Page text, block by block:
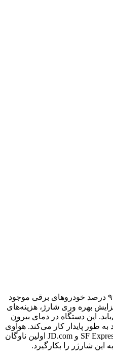
بنا به اعلام هوآوی، این شارژر از ۹۹ درصد خودروهای برقی موجود
بهره وری شارژ، هزینه‌های
کاهش می‌یابد. این دستگاه در دمای بیرون
گراد به طور پایدار کار می‌کند. هوآوی
قصد دارد با همکاری شرکت‌های SF Express و JD.com اولین ناوگان